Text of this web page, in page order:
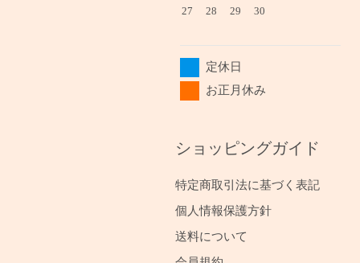
27 28 29 30
定休日
お正月休み
ショッピングガイド
特定商取引法に基づく表記
個人情報保護方針
送料について